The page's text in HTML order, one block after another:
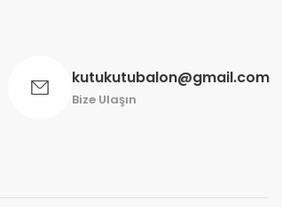
kutukutubalon@gmail.com
Bize Ulaşın